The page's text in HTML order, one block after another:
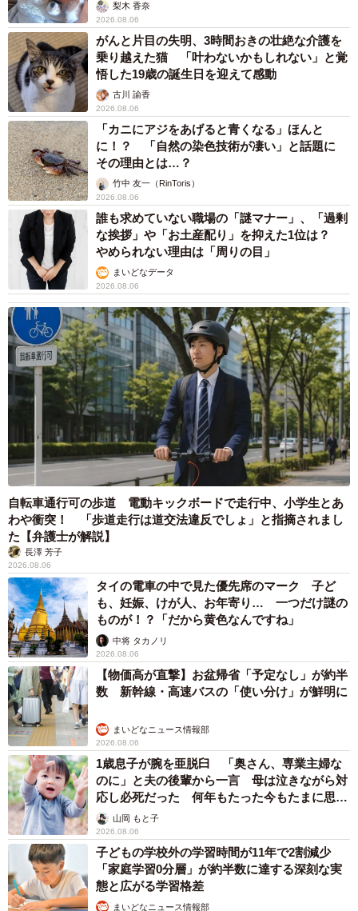
梨木 香奈
2026.08.06
がんと片目の失明、3時間おきの壮絶な介護を
乗り越えた猫 「叶わないかもしれない」と覚
悟した19歳の誕生日を迎えて感動
古川 諭香
2026.08.06
「カニにアジをあげると青くなる」ほんと
に！？ 「自然の染色技術が凄い」と話題に
その理由とは…？
竹中 友一（RinToris）
2026.08.06
誰も求めていない職場の「謎マナー」、「過剰
な挨拶」や「お土産配り」を抑えた1位は？
やめられない理由は「周りの目」
まいどなデータ
2026.08.06
自転車通行可の歩道 電動キックボードで走行中、小学生とあ
わや衝突！ 「歩道走行は道交法違反でしょ」と指摘されまし
た【弁護士が解説】
長澤 芳子
2026.08.06
タイの電車の中で見た優先席のマーク 子ど
も、妊娠、けが人、お年寄り… 一つだけ謎の
ものが！？「だから黄色なんですね」
中将 タカノリ
2026.08.06
【物価高が直撃】お盆帰省「予定なし」が約半
数 新幹線・高速バスの「使い分け」が鮮明に
まいどなニュース情報部
2026.08.06
1歳息子が腕を亜脱臼 「奥さん、専業主婦な
のに」と夫の後輩から一言 母は泣きながら対
応し必死だった 何年もたった今もたまに思い
出し…山岡 もと子
2026.08.06
子どもの学校外の学習時間が11年で2割減少
「家庭学習0分層」が約半数に達する深刻な実
態と広がる学習格差
まいどなニュース情報部